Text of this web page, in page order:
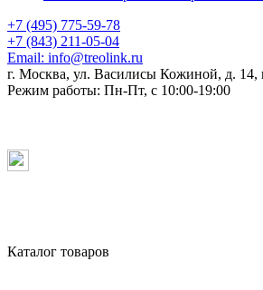
+7 (495) 775-59-78
+7 (843) 211-05-04
Email: info@treolink.ru
г. Москва, ул. Василисы Кожиной, д. 14,
Режим работы: Пн-Пт, с 10:00-19:00
Каталог товаров